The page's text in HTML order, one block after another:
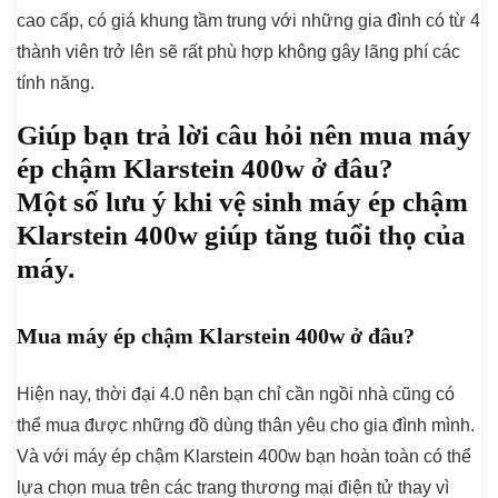
cao cấp, có giá khung tầm trung với những gia đình có từ 4
thành viên trở lên sẽ rất phù hợp không gây lãng phí các
tính năng.
Giúp bạn trả lời câu hỏi nên mua máy
ép chậm Klarstein 400w ở đâu?
Một số lưu ý khi vệ sinh máy ép chậm
Klarstein 400w giúp tăng tuổi thọ của
máy.
Mua máy ép chậm Klarstein 400w ở đâu?
Hiện nay, thời đại 4.0 nên bạn chỉ cần ngồi nhà cũng có
thể mua được những đồ dùng thân yêu cho gia đình mình.
Và với máy ép chậm Klarstein 400w bạn hoàn toàn có thể
lựa chọn mua trên các trang thương mại điện tử thay vì